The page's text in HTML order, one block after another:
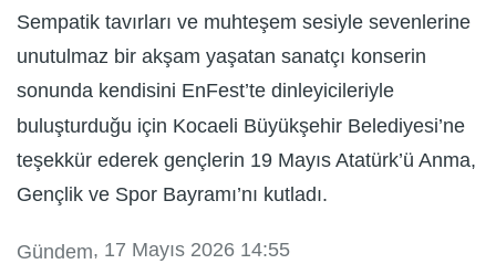
Sempatik tavırları ve muhteşem sesiyle sevenlerine
unutulmaz bir akşam yaşatan sanatçı konserin
sonunda kendisini EnFest’te dinleyicileriyle
buluşturduğu için Kocaeli Büyükşehir Belediyesi’ne
teşekkür ederek gençlerin 19 Mayıs Atatürk’ü Anma,
Gençlik ve Spor Bayramı’nı kutladı.
Gündem, 17 Mayıs 2026 14:55